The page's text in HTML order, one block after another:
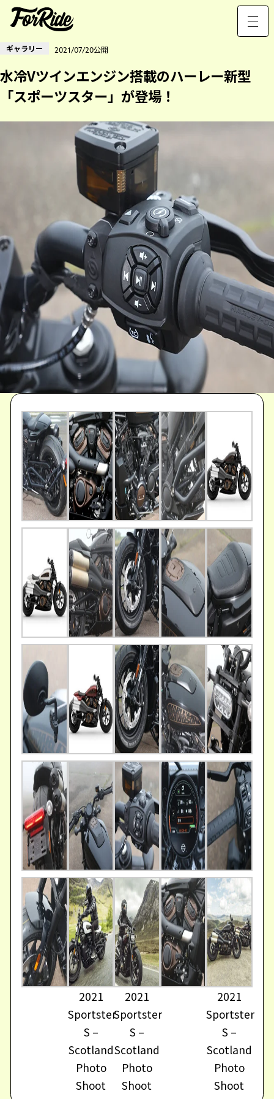
ギャラリー 2021/07/20公開
水冷Vツインエンジン搭載のハーレー新型
「スポーツスター」が登場！
2021
Sportster
S –
Scotland
Photo
Shoot
2021
Sportster
S –
Scotland
Photo
Shoot
2021
Sportster
S –
Scotland
Photo
Shoot